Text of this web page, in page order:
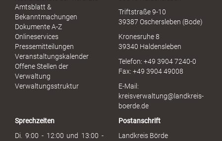
u
Amtsblatt &
Bekanntmachungen
Dokumente A-Z
Onlineservices
Pressemitteilungen
Veranstaltungskalender
Offene Stellen der
Verwaltung
Verwaltungsstruktur
Triftstraße 9-10
39387 Oschersleben (Bode)
Kronesruhe 8
39340 Haldensleben
Telefon: +49 3904 7240-0
Fax: +49 3904 49008
E-Mail:
kreisverwaltung@landkreis-
boerde.de
Sprechzeiten
Di. 9:00 - 12:00 und 13:00 -
Postanschrift
Landkreis Börde